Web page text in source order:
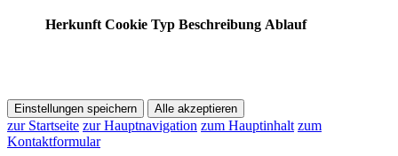
Herkunft Cookie Typ Beschreibung Ablauf
Einstellungen speichern Alle akzeptieren
zur Startseite zur Hauptnavigation zum Hauptinhalt zum
Kontaktformular